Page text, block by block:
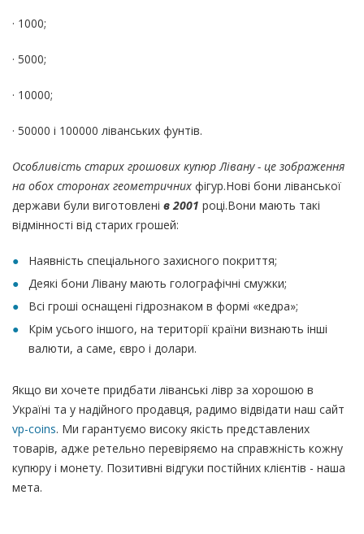
· 1000;
· 5000;
· 10000;
· 50000 і 100000 ліванських фунтів.
Особливість старих грошових купюр Лівану - це зображення
на обох сторонах геометричних фігур.Нові бони ліванської
держави були виготовлені в 2001 році.Вони мають такі
відмінності від старих грошей:
Наявність спеціального захисного покриття;
Деякі бони Лівану мають голографічні смужки;
Всі гроші оснащені гідрознаком в формі «кедра»;
Крім усього іншого, на території країни визнають інші
валюти, а саме, євро і долари.
Якщо ви хочете придбати ліванські лівр за хорошою в
Україні та у надійного продавця, радимо відвідати наш сайт
vp-coins. Ми гарантуємо високу якість представлених
товарів, адже ретельно перевіряємо на справжність кожну
купюру і монету. Позитивні відгуки постійних клієнтів - наша
мета.